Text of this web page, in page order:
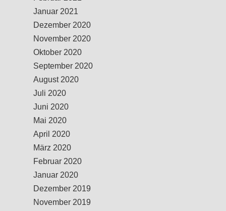
Januar 2021
Dezember 2020
November 2020
Oktober 2020
September 2020
August 2020
Juli 2020
Juni 2020
Mai 2020
April 2020
März 2020
Februar 2020
Januar 2020
Dezember 2019
November 2019